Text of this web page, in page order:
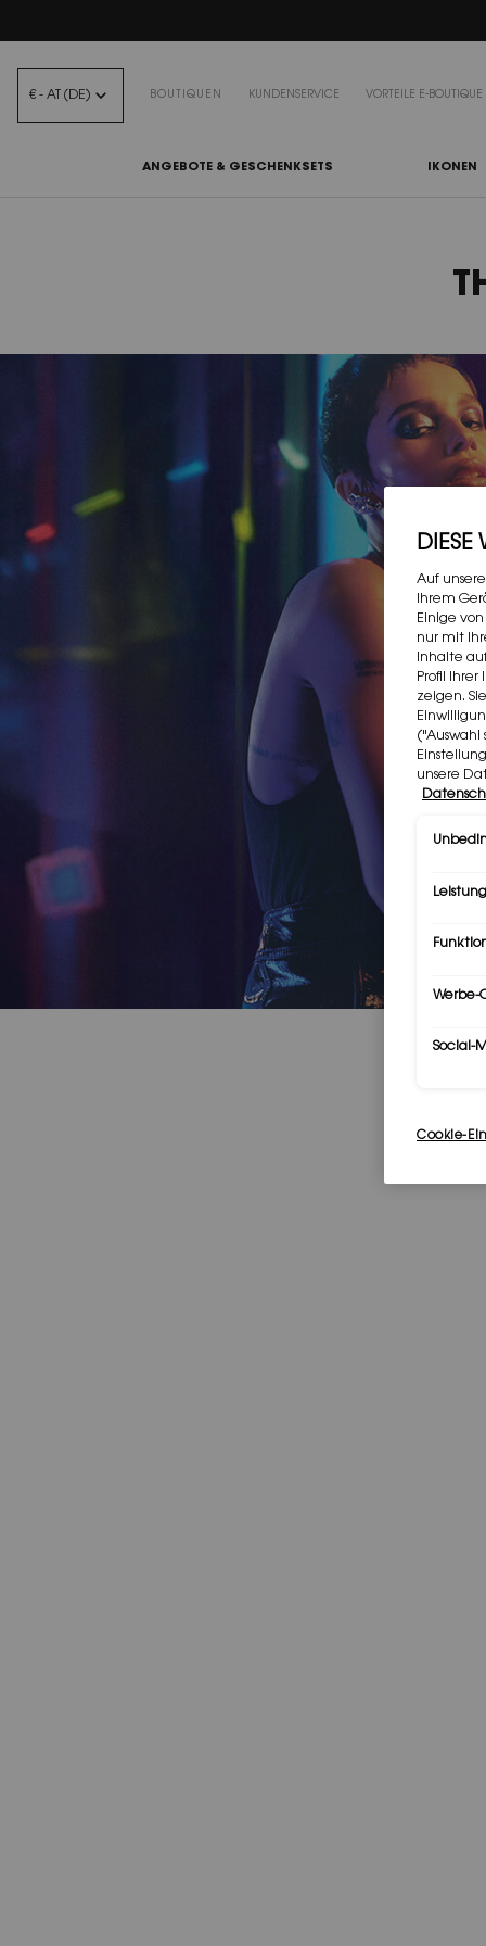
€ - AT (DE) BOUTIQUEN KUNDENSERVICE VORTEILE E-BOUTIQUE
ANGEBOTE & GESCHENKSETS IKONEN
DIESE
Auf
Ihrem
Einige
nur mit
Inhalte
Profil
zeigen.
("Auswahl
unsere
Werbe-
Social-
Cookie-